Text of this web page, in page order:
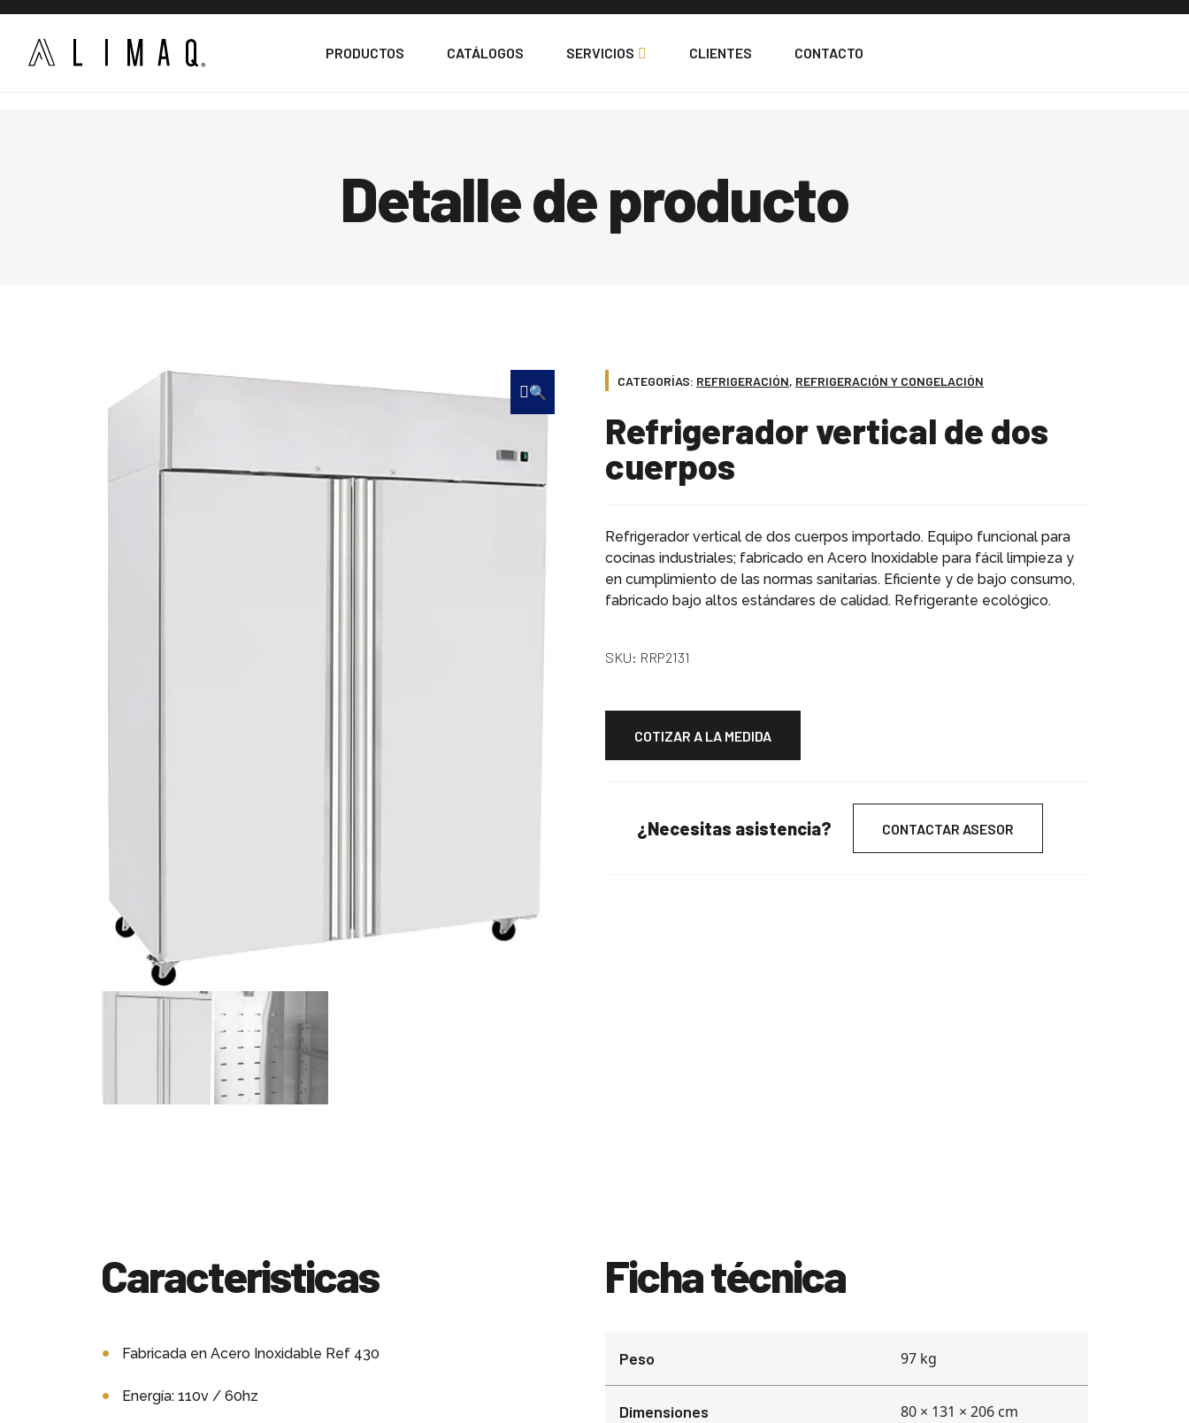
PRODUCTOS CATÁLOGOS SERVICIOS CLIENTES CONTACTO
Detalle de producto
🔍
refrigerador vertical de dos
cuerpos
Refrigerador vertical de dos cuerpos importado. Equipo funcional para
cocinas industriales; fabricado en Acero Inoxidable para fácil limpieza y
en cumplimiento de las normas sanitarias. Eficiente y de bajo consumo,
fabricado bajo altos estándares de calidad. Refrigerante ecológico.
CATEGORÍAS: REFRIGERACIÓN, REFRIGERACIÓN Y CONGELACIÓN
SKU: RRP2131
COTIZAR A LA MEDIDA
¿Necesitas asistencia? CONTACTAR ASESOR
Caracteristicas
Fabricada en Acero Inoxidable Ref 430
Energía: 110v / 60hz
Ficha técnica
Peso 97 kg
Dimensiones 80 × 131 × 206 cm